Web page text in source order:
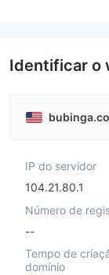
Identificar o
IP do servidor
104.21.80.1
Número de
--
Tempo de
domínio